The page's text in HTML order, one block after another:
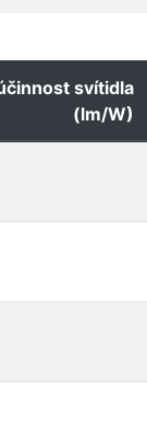
svítidla
(lm/W)